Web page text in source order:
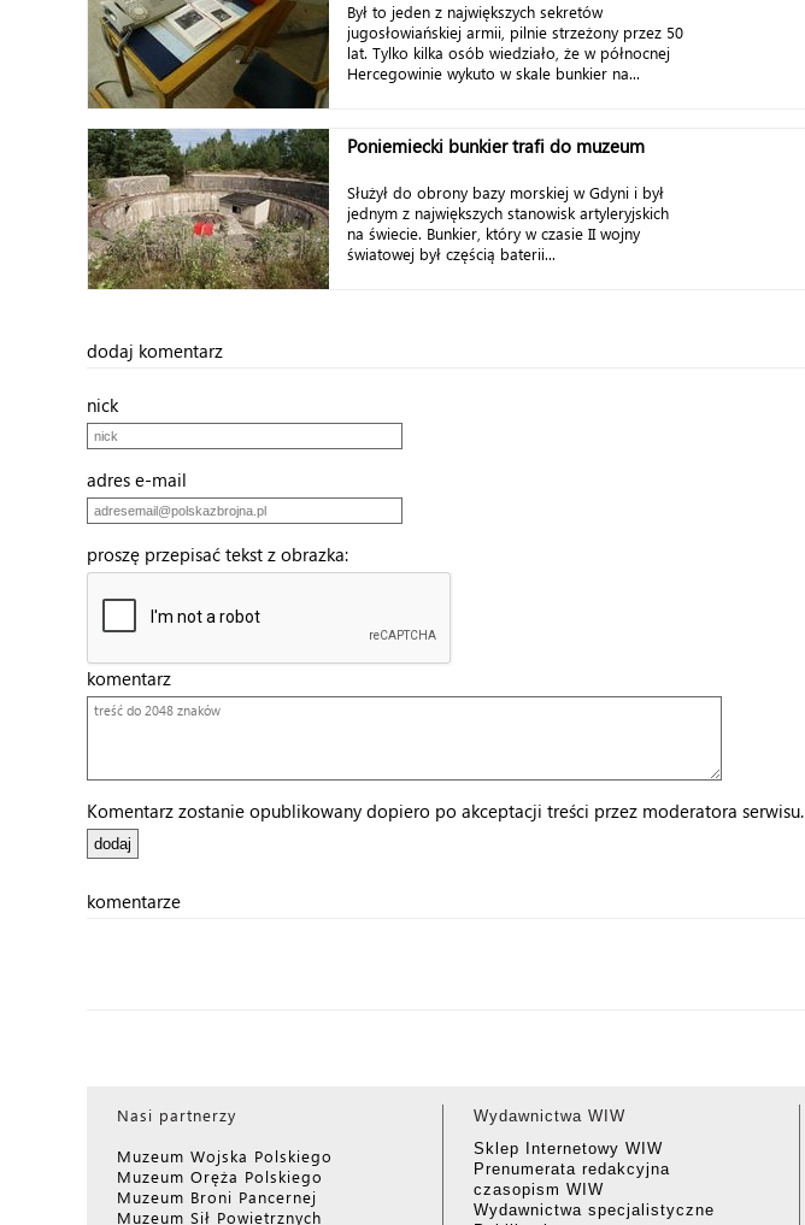
Był to jeden z największych sekretów
jugosłowiańskiej armii, pilnie strzeżony przez 50
lat. Tylko kilka osób wiedziało, że w północnej
Hercegowinie wykuto w skale bunkier na...
Poniemiecki bunkier trafi do muzeum
Służył do obrony bazy morskiej w Gdyni i był
jednym z największych stanowisk artyleryjskich
na świecie. Bunkier, który w czasie II wojny
światowej był częścią baterii...
dodaj komentarz
nick
adres e-mail
proszę przepisać tekst z obrazka:
komentarz
Komentarz zostanie opublikowany dopiero po akceptacji treści przez moderatora serwisu.
komentarze
Nasi partnerzy
Muzeum Wojska Polskiego
Muzeum Oręża Polskiego
Muzeum Broni Pancernej
Muzeum Sił Powietrznych
Wydawnictwa WIW
Sklep Internetowy WIW
Prenumerata redakcyjna
czasopism WIW
Wydawnictwa specjalistyczne